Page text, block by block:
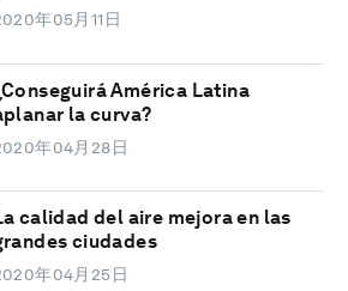
年05月11日
América Latina
la curva?
年04月28日
calidad del aire mejora en las
ciudades
年04月25日